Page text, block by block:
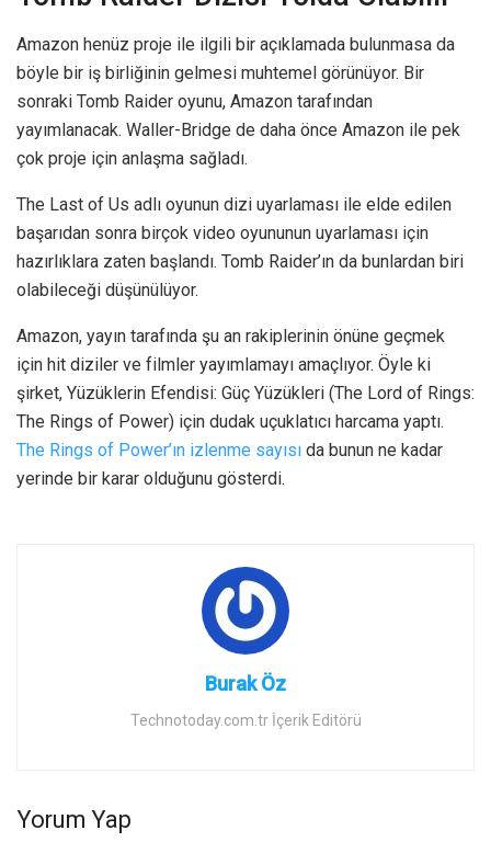
Amazon henüz proje ile ilgili bir açıklamada bulunmasa da
böyle bir iş birliğinin gelmesi muhtemel görünüyor. Bir
sonraki Tomb Raider oyunu, Amazon tarafından
yayımlanacak. Waller-Bridge de daha önce Amazon ile pek
çok proje için anlaşma sağladı.
The Last of Us adlı oyunun dizi uyarlaması ile elde edilen
başarıdan sonra birçok video oyununun uyarlaması için
hazırlıklara zaten başlandı. Tomb Raider’ın da bunlardan biri
olabileceği düşünülüyor.
Amazon, yayın tarafında şu an rakiplerinin önüne geçmek
için hit diziler ve filmler yayımlamayı amaçlıyor. Öyle ki
şirket, Yüzüklerin Efendisi: Güç Yüzükleri (The Lord of Rings:
The Rings of Power) için dudak uçuklatıcı harcama yaptı.
The Rings of Power’ın izlenme sayısı da bunun ne kadar
yerinde bir karar olduğunu gösterdi.
Burak Öz
Technotoday.com.tr İçerik Editörü
Yorum Yap